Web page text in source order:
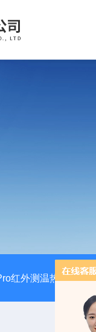
红外测温热像仪